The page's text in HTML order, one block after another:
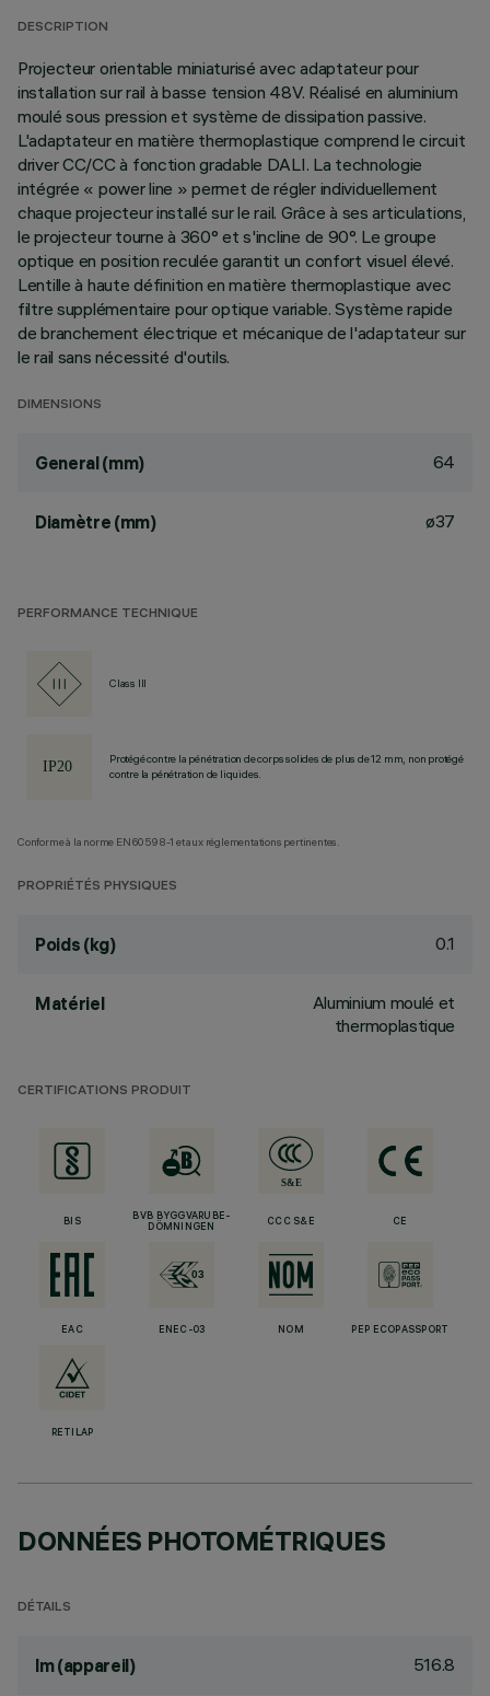
DESCRIPTION
Projecteur orientable miniaturisé avec adaptateur pour
installation sur rail à basse tension 48V. Réalisé en aluminium
moulé sous pression et système de dissipation passive.
L'adaptateur en matière thermoplastique comprend le circuit
driver CC/CC à fonction gradable DALI. La technologie
intégrée « power line » permet de régler individuellement
chaque projecteur installé sur le rail. Grâce à ses articulations,
le projecteur tourne à 360° et s'incline de 90°. Le groupe
optique en position reculée garantit un confort visuel élevé.
Lentille à haute définition en matière thermoplastique avec
filtre supplémentaire pour optique variable. Système rapide
de branchement électrique et mécanique de l'adaptateur sur
le rail sans nécessité d'outils.
DIMENSIONS
General (mm) 64
Diamètre (mm) ø37
PERFORMANCE TECHNIQUE
Class III
Protégé contre la pénétration de corps solides de plus de 12 mm, non protégé
contre la pénétration de liquides.
Conforme à la norme EN60598-1 et aux réglementations pertinentes.
PROPRIÉTÉS PHYSIQUES
Poids (kg) 0.1
Matériel
Aluminium moulé et
thermoplastique
CERTIFICATIONS PRODUIT
BIS
BVB BYGGVARUBE-
DÖMNINGEN
CCC S&E CE
EAC ENEC-03 NOM PEP ECOPASSPORT
RETILAP
DONNÉES PHOTOMÉTRIQUES
DÉTAILS
lm (appareil) 516.8